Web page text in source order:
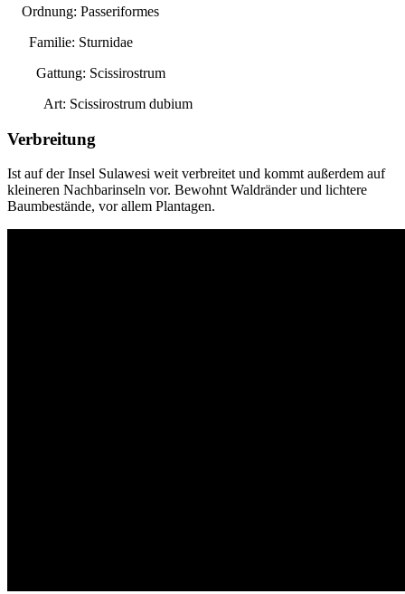
Ordnung: Passeriformes
Familie: Sturnidae
Gattung: Scissirostrum
Art: Scissirostrum dubium
Verbreitung
Ist auf der Insel Sulawesi weit verbreitet und kommt außerdem auf
kleineren Nachbarinseln vor. Bewohnt Waldränder und lichtere
Baumbestände, vor allem Plantagen.